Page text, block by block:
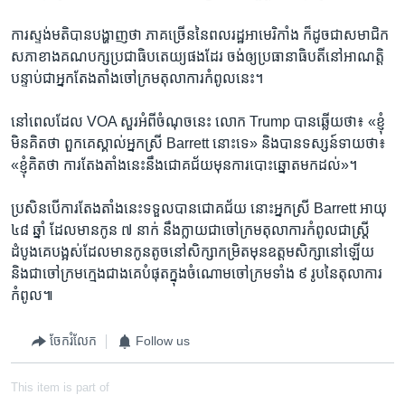
ការ​ស្ទង់​មតិ​បាន​បង្ហាញ​ថា ភាគច្រើន​នៃ​ពលរដ្ឋ​អាមេរិកាំង ក៏ដូចជា​សមាជិក​
សភា​ខាង​គណបក្ស​ប្រជាធិបតេយ្យ​ផង​ដែរ ចង់​ឲ្យ​ប្រធានាធិបតី​នៅ​អាណត្តិ​
បន្ទាប់​ជា​អ្នក​តែងតាំង​ចៅក្រម​តុលាការ​កំពូល​នេះ។
នៅ​ពេល​ដែល VOA សួរ​អំពី​ចំណុច​នេះ លោក Trump បាន​ឆ្លើយ​ថា៖ «ខ្ញុំ​
មិន​គិត​ថា ពួកគេ​ស្គាល់​អ្នកស្រី Barrett នោះ​ទេ» និង​បាន​ទស្សន៍ទាយ​ថា៖
«ខ្ញុំ​គិត​ថា ការ​តែងតាំង​នេះ​នឹង​ជោគជ័យ​មុន​ការ​បោះឆ្នោត​មក​ដល់»។
ប្រសិនបើ​ការ​តែងតាំង​នេះ​ទទួល​បាន​ជោគជ័យ នោះ​អ្នកស្រី Barrett អាយុ
៤៨ ឆ្នាំ ដែល​មាន​កូន ៧ នាក់ នឹង​ក្លាយ​ជា​ចៅក្រម​តុលាការ​កំពូល​ជា​ស្ត្រី​
ដំបូង​គេ​បង្អស់​ដែល​មាន​កូន​តូច​នៅ​សិក្សា​កម្រិត​មុន​ឧត្តមសិក្សានៅ​ឡើយ
និង​ជា​ចៅក្រម​ក្មេង​ជាង​គេ​បំផុត​ក្នុង​ចំណោម​ចៅក្រម​ទាំង ៩ រូប​នៃ​តុលាការ​
កំពូល៕
ចែករំលែក Follow us
This item is part of